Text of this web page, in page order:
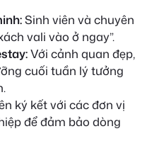
Sinh viên và chuyên
vali vào ở ngay”.
Với cảnh quan đẹp,
cuối tuần lý tưởng
ký kết với các đơn vị
để đảm bảo dòng